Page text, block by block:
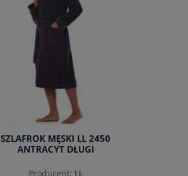
SZLAFROK MĘSKI LL 2450
ANTRACYT DŁUGI
Producent: LL